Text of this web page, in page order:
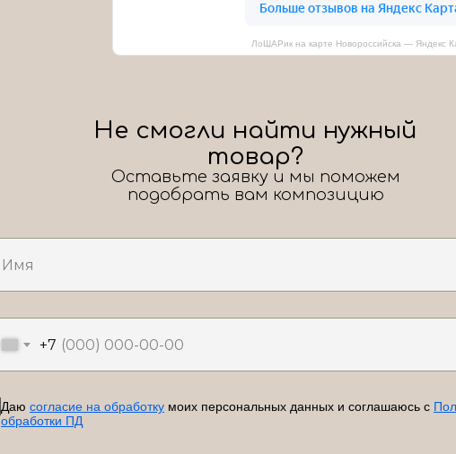
ЛоШАРик на карте Новороссийска — Яндекс
+7
Даю согласие на обработку моих персональных данных и соглашаюсь с
обработки ПД
Не смогли найти нужный
товар?
Оставьте заявку и мы поможем
подобрать вам композицию